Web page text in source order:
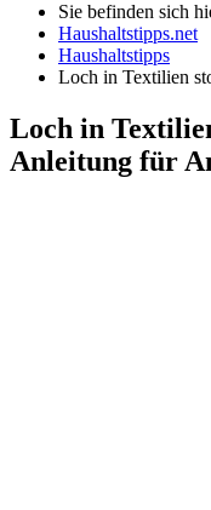
Sie befinden sich
Haushaltstipps.net
Haushaltstipps
Loch in Textilien
Loch in
Anleitung für